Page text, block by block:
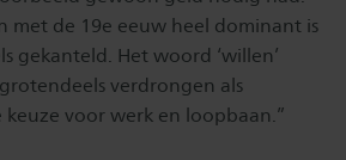
met de 19e eeuw heel dominant is
gekanteld. Het woord ‘willen’
verdrongen als
voor werk en loopbaan.”